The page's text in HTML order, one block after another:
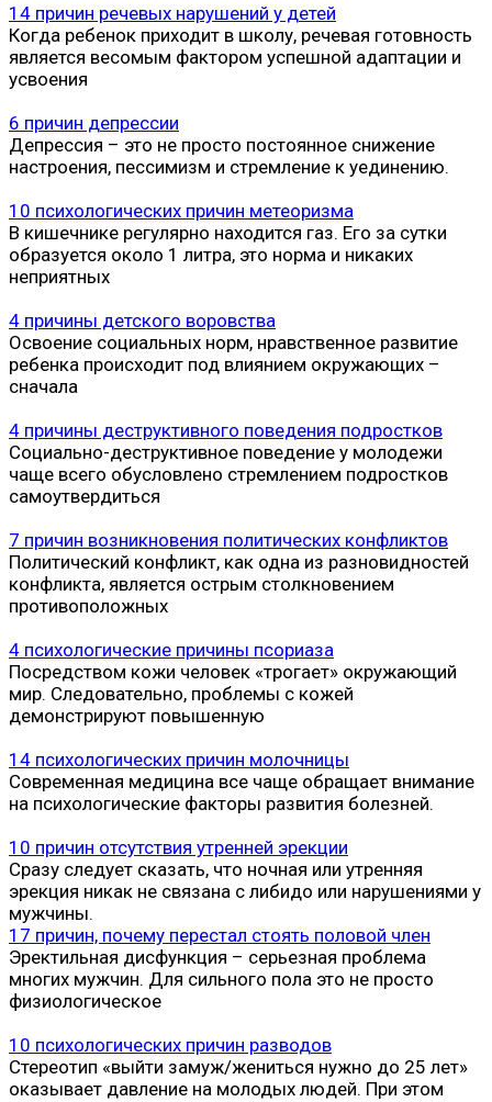
14 причин речевых нарушений у детей
Когда ребенок приходит в школу, речевая готовность
является весомым фактором успешной адаптации и
усвоения
6 причин депрессии
Депрессия – это не просто постоянное снижение
настроения, пессимизм и стремление к уединению.
10 психологических причин метеоризма
В кишечнике регулярно находится газ. Его за сутки
образуется около 1 литра, это норма и никаких
неприятных
4 причины детского воровства
Освоение социальных норм, нравственное развитие
ребенка происходит под влиянием окружающих –
сначала
4 причины деструктивного поведения подростков
Социально-деструктивное поведение у молодежи
чаще всего обусловлено стремлением подростков
самоутвердиться
7 причин возникновения политических конфликтов
Политический конфликт, как одна из разновидностей
конфликта, является острым столкновением
противоположных
4 психологические причины псориаза
Посредством кожи человек «трогает» окружающий
мир. Следовательно, проблемы с кожей
демонстрируют повышенную
14 психологических причин молочницы
Современная медицина все чаще обращает внимание
на психологические факторы развития болезней.
10 причин отсутствия утренней эрекции
Сразу следует сказать, что ночная или утренняя
эрекция никак не связана с либидо или нарушениями у
мужчины.
17 причин, почему перестал стоять половой член
Эректильная дисфункция – серьезная проблема
многих мужчин. Для сильного пола это не просто
физиологическое
10 психологических причин разводов
Стереотип «выйти замуж/жениться нужно до 25 лет»
оказывает давление на молодых людей. При этом